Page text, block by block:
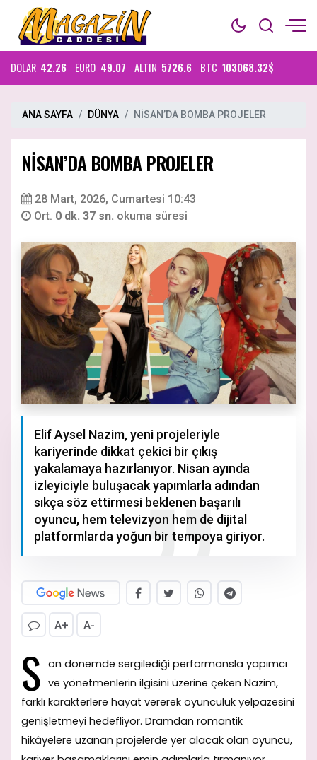
DOLAR 42.26 EURO 49.07 ALTIN 5726.6 BTC 103068.32$
ANA SAYFA DÜNYA NİSAN’DA BOMBA PROJELER
NİSAN’DA BOMBA PROJELER
28 Mart, 2026, Cumartesi 10:43
Ort. 0 dk. 37 sn. okuma süresi
Elif Aysel Nazim, yeni projeleriyle
kariyerinde dikkat çekici bir çıkış
yakalamaya hazırlanıyor. Nisan ayında
izleyiciyle buluşacak yapımlarla adından
sıkça söz ettirmesi beklenen başarılı
oyuncu, hem televizyon hem de dijital
platformlarda yoğun bir tempoya giriyor.
A+ A-
S on dönemde sergilediği performansla yapımcı
ve yönetmenlerin ilgisini üzerine çeken Nazim,
farklı karakterlere hayat vererek oyunculuk yelpazesini
genişletmeyi hedefliyor. Dramdan romantik
hikâyelere uzanan projelerde yer alacak olan oyuncu,